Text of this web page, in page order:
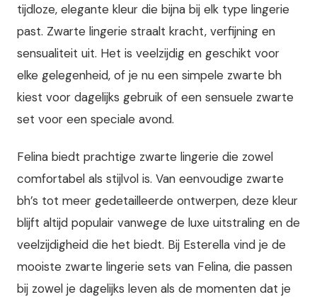
tijdloze, elegante kleur die bijna bij elk type lingerie
past. Zwarte lingerie straalt kracht, verfijning en
sensualiteit uit. Het is veelzijdig en geschikt voor
elke gelegenheid, of je nu een simpele zwarte bh
kiest voor dagelijks gebruik of een sensuele zwarte
set voor een speciale avond.
Felina biedt prachtige zwarte lingerie die zowel
comfortabel als stijlvol is. Van eenvoudige zwarte
bh’s tot meer gedetailleerde ontwerpen, deze kleur
blijft altijd populair vanwege de luxe uitstraling en de
veelzijdigheid die het biedt. Bij Esterella vind je de
mooiste zwarte lingerie sets van Felina, die passen
bij zowel je dagelijks leven als de momenten dat je